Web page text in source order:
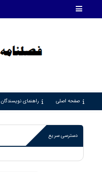
صفحه اصلی راهنمای نویسندگان
دسترسی سریع